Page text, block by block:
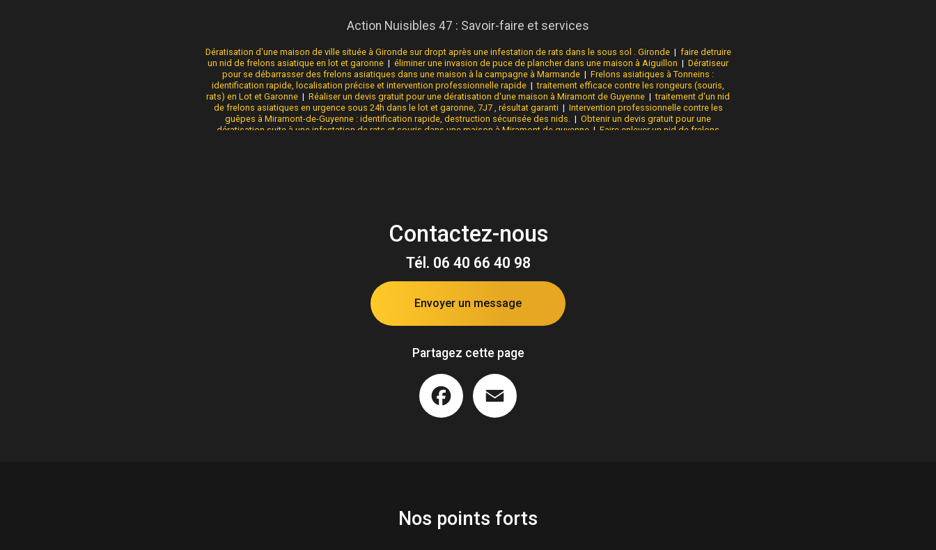
Action Nuisibles 47 : Savoir-faire et services
Dératisation d'une maison de ville située à Gironde sur dropt après une infestation de rats dans le sous sol . Gironde| faire detruire
un nid de frelons asiatique en lot et garonne | éliminer une invasion de puce de plancher dans une maison à Aiguillon | Dératiseur
pour se débarrasser des frelons asiatiques dans une maison à la campagne à Marmande | Frelons asiatiques à Tonneins :
identification rapide, localisation précise et intervention professionnelle rapide |traitement efficace contre les rongeurs (souris,
rats) en Lot et Garonne | Réaliser un devis gratuit pour une dératisation d'une maison à Miramont de Guyenne |traitement d'un nid
de frelons asiatiques en urgence sous 24h dans le lot et garonne, 7J7 , résultat garanti| Intervention professionnelle contre les
guêpes à Miramont-de-Guyenne : identification rapide, destruction sécurisée des nids. | Obtenir un devis gratuit pour une
dératisation suite à une infestation de rats et souris dans une maison à Miramont de guyenne | Faire enlever un nid de frelons
Contactez-nous
Tél. 06 40 66 40 98
Envoyer un message
Partagez cette page
Facebook
Nos points forts